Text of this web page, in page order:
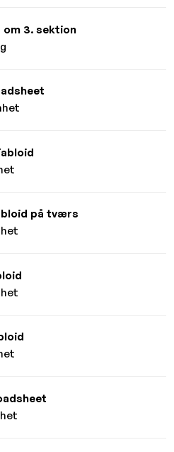
om 3. sektion
på tværs